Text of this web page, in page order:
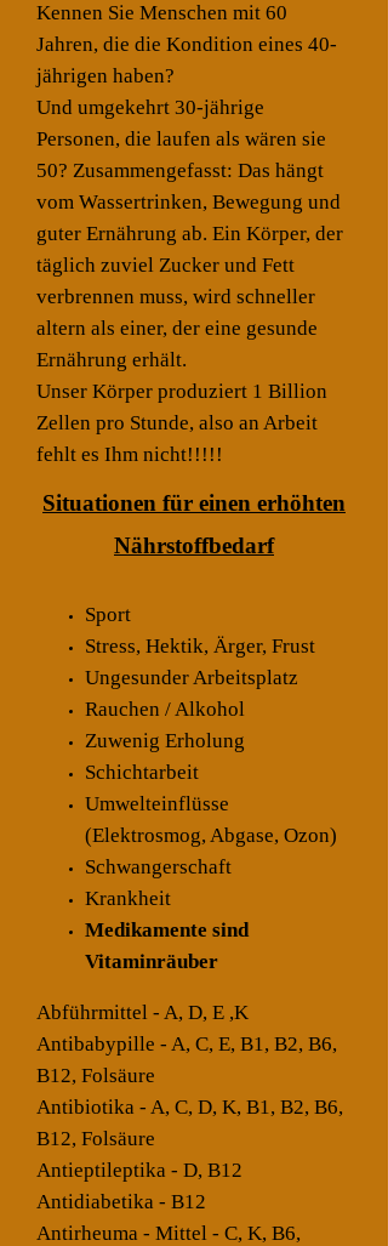
Kennen Sie Menschen mit 60
Jahren, die die Kondition eines 40-
jährigen haben?
Und umgekehrt 30-jährige
Personen, die laufen als wären sie
50? Zusammengefasst: Das hängt
vom Wassertrinken, Bewegung und
guter Ernährung ab. Ein Körper, der
täglich zuviel Zucker und Fett
verbrennen muss, wird schneller
altern als einer, der eine gesunde
Ernährung erhält.
Unser Körper produziert 1 Billion
Zellen pro Stunde, also an Arbeit
fehlt es Ihm nicht!!!!!
Situationen für einen erhöhten
Nährstoffbedarf
Sport
Stress, Hektik, Ärger, Frust
Ungesunder Arbeitsplatz
Rauchen / Alkohol
Zuwenig Erholung
Schichtarbeit
Umwelteinflüsse
(Elektrosmog, Abgase, Ozon)
Schwangerschaft
Krankheit
Medikamente sind
Vitaminräuber
Abführmittel - A, D, E ,K
Antibabypille - A, C, E, B1, B2, B6,
B12, Folsäure
Antibiotika - A, C, D, K, B1, B2, B6,
B12, Folsäure
Antieptileptika - D, B12
Antidiabetika - B12
Antirheuma - Mittel - C, K, B6,